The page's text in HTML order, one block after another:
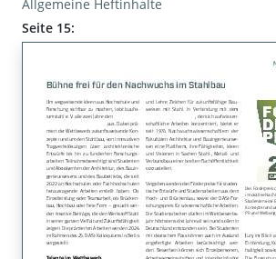
Allgemeine Heftinhalte
Seite 15: